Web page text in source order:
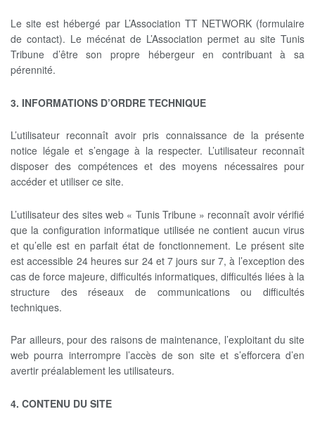
Le site est hébergé par L’Association TT NETWORK (formulaire
de contact). Le mécénat de L’Association permet au site Tunis
Tribune d’être son propre hébergeur en contribuant à sa
pérennité.
3. INFORMATIONS D’ORDRE TECHNIQUE
L’utilisateur reconnaît avoir pris connaissance de la présente
notice légale et s’engage à la respecter. L’utilisateur reconnaît
disposer des compétences et des moyens nécessaires pour
accéder et utiliser ce site.
L’utilisateur des sites web « Tunis Tribune » reconnaît avoir vérifié
que la configuration informatique utilisée ne contient aucun virus
et qu’elle est en parfait état de fonctionnement. Le présent site
est accessible 24 heures sur 24 et 7 jours sur 7, à l’exception des
cas de force majeure, difficultés informatiques, difficultés liées à la
structure des réseaux de communications ou difficultés
techniques.
Par ailleurs, pour des raisons de maintenance, l’exploitant du site
web pourra interrompre l’accès de son site et s’efforcera d’en
avertir préalablement les utilisateurs.
4. CONTENU DU SITE